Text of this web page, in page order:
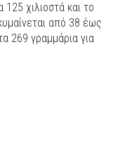
χιλιοστά και το
από 38 έως
269 γραμμάρια για